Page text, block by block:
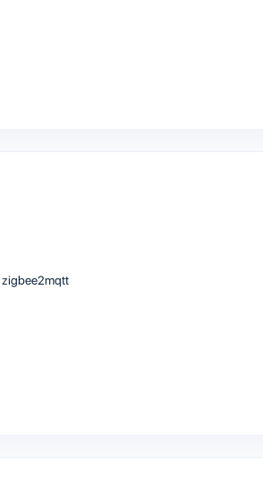
zigbee2mqtt